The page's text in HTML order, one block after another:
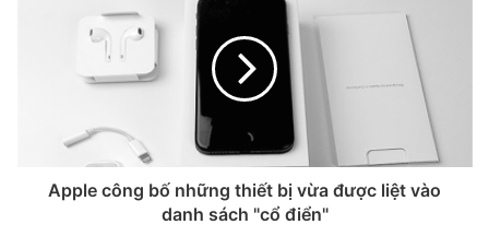
Apple công bố những thiết bị vừa được liệt vào
danh sách "cổ điển"